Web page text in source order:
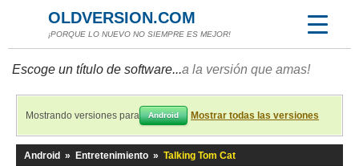
OLDVERSION.COM
¡PORQUE LO NUEVO NO SIEMPRE ES MEJOR!
Escoge un título de software...a la versión que amas!
Mostrando versiones para Android Mostrar todas las versiones
Android » Entretenimiento » Talking Tom Cat